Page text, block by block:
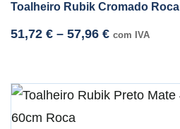
Toalheiro Rubik Cromado Roca
51,72 € – 57,96 € com IVA